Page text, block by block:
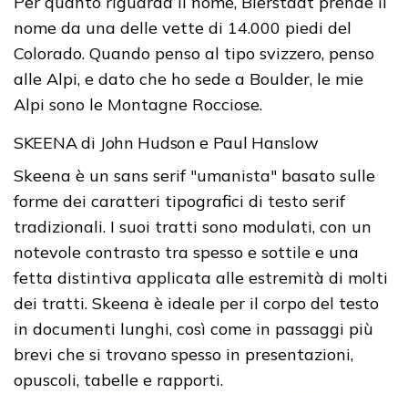
nome da una delle vette di 14.000 piedi del
Colorado. Quando penso al tipo svizzero, penso
alle Alpi, e dato che ho sede a Boulder, le mie
Alpi sono le Montagne Rocciose.
SKEENA di John Hudson e Paul Hanslow
Skeena è un sans serif "umanista" basato sulle
forme dei caratteri tipografici di testo serif
tradizionali. I suoi tratti sono modulati, con un
notevole contrasto tra spesso e sottile e una
fetta distintiva applicata alle estremità di molti
dei tratti. Skeena è ideale per il corpo del testo
in documenti lunghi, così come in passaggi più
brevi che si trovano spesso in presentazioni,
opuscoli, tabelle e rapporti.